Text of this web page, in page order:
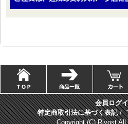
会員ログ
特定商取引法に基づく表記/
Copyright (C) Rivost